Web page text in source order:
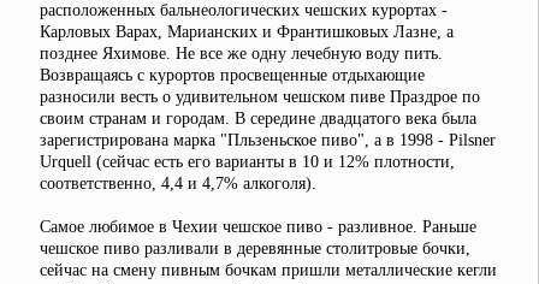
расположенных бальнеологических чешских курортах -
Карловых Варах, Марианских и Франтишковых Лазне, а
позднее Яхимове. Не все же одну лечебную воду пить.
Возвращаясь с курортов просвещенные отдыхающие
разносили весть о удивительном чешском пиве Праздрое по
своим странам и городам. В середине двадцатого века была
зарегистрирована марка "Пльзеньское пиво", а в 1998 - Pilsner
Urquell (сейчас есть его варианты в 10 и 12% плотности,
соответственно, 4,4 и 4,7% алкоголя).
Самое любимое в Чехии чешское пиво - разливное. Раньше
чешское пиво разливали в деревянные столитровые бочки,
сейчас на смену пивным бочкам пришли металлические кегли